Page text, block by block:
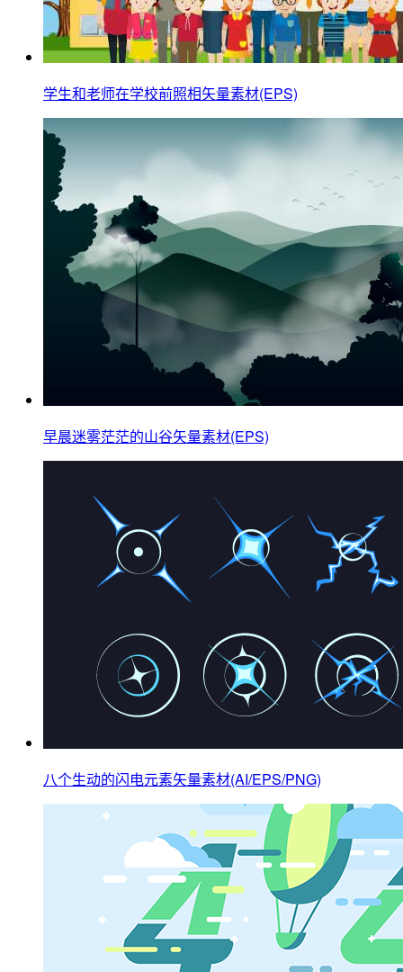
学生和老师在学校前照相矢量素材(EPS)
早晨迷雾茫茫的山谷矢量素材(EPS)
八个生动的闪电元素矢量素材(AI/EPS/PNG)